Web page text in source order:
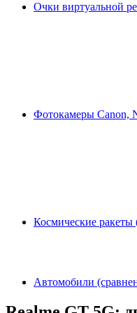
Очки виртуальной
Фотокамеры Canon,
Космические
Автомобили